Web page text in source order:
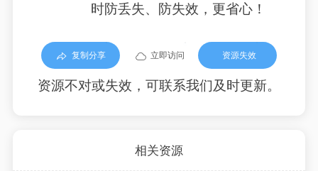
时防丢失、防失效，更省心！
复制分享 立即访问 资源失效
资源不对或失效，可联系我们及时更新。
相关资源